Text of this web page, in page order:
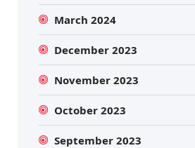
March 2024
December 2023
November 2023
October 2023
September 2023